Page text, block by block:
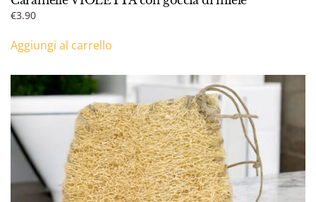
€3.90
Aggiungi al carrello